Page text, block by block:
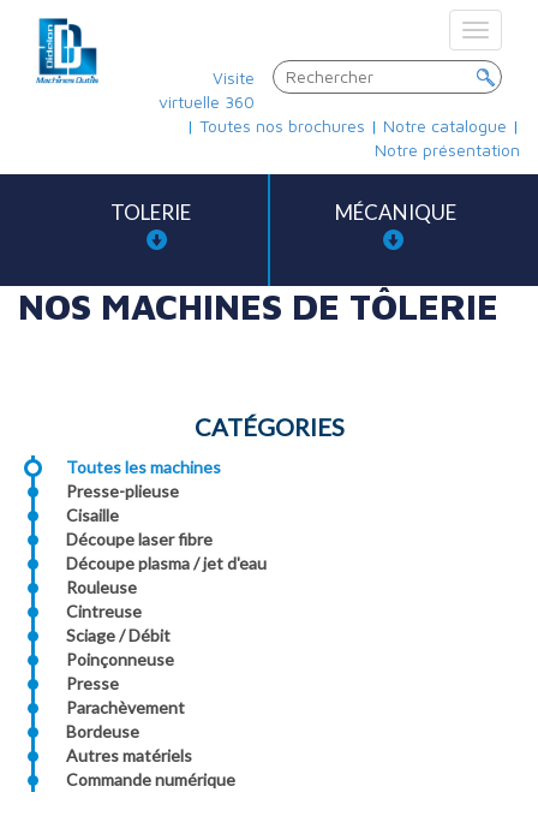
Toggle
Visite
virtuelle 360
| Toutes nos brochures | Notre catalogue |
Notre présentation
TOLERIE MÉCANIQUE
NOS MACHINES DE TÔLERIE
CATÉGORIES
Toutes les machines
Presse-plieuse
Cisaille
Découpe laser fibre
Découpe plasma / jet d'eau
Rouleuse
Cintreuse
Sciage / Débit
Poinçonneuse
Presse
Parachèvement
Bordeuse
Autres matériels
Commande numérique